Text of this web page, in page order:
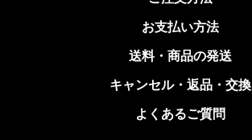
お支払い方法
送料・商品の発送
キャンセル・返品・交換
よくあるご質問